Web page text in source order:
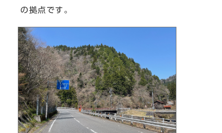
の拠点です。